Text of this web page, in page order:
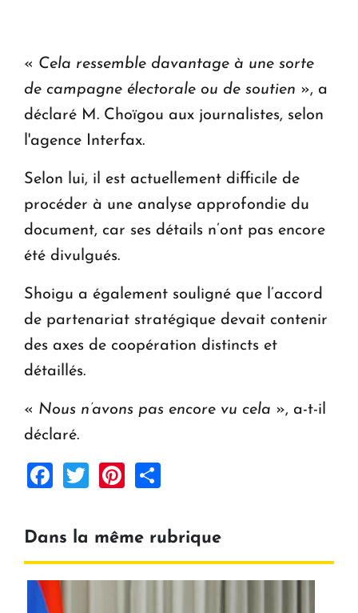
« Cela ressemble davantage à une sorte
de campagne électorale ou de soutien », a
déclaré M. Choïgou aux journalistes, selon
l'agence Interfax.
Selon lui, il est actuellement difficile de
procéder à une analyse approfondie du
document, car ses détails n’ont pas encore
été divulgués.
Shoigu a également souligné que l’accord
de partenariat stratégique devait contenir
des axes de coopération distincts et
détaillés.
« Nous n’avons pas encore vu cela », a-t-il
déclaré.
Facebook
TwitterPinterest
Dans la même rubrique